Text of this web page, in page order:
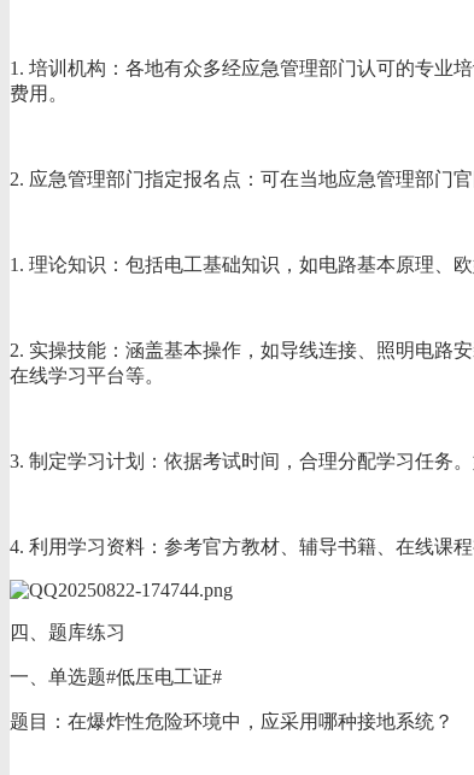
1. 培训机构：各地有众多经应急管理部门认可的专业
费用。
2. 应急管理部门指定报名点：可在当地应急管理部门
1. 理论知识：包括电工基础知识，如电路基本原理、
2. 实操技能：涵盖基本操作，如导线连接、照明电路
在线学习平台等。
3. 制定学习计划：依据考试时间，合理分配学习任务
4. 利用学习资料：参考官方教材、辅导书籍、在线课
四、题库练习
一、单选题#低压电工证#
题目：在爆炸性危险环境中，应采用哪种接地系统？